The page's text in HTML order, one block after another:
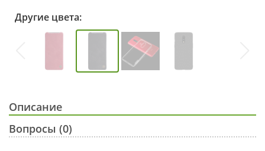
Другие цвета:
Описание
Вопросы (0)